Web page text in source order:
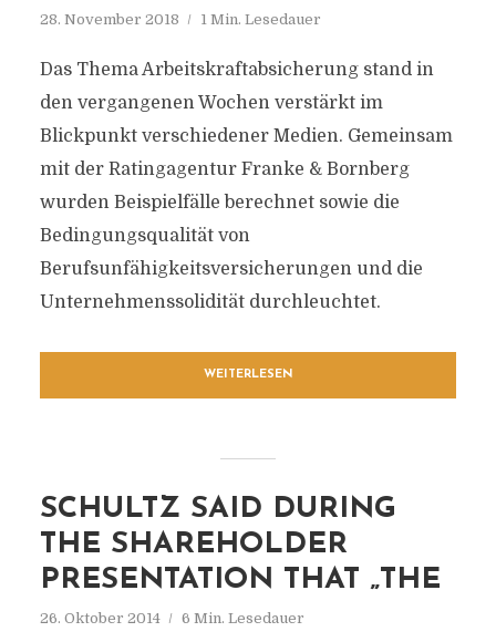
28. November 2018 1 Min. Lesedauer
Das Thema Arbeitskraftabsicherung stand in
den vergangenen Wochen verstärkt im
Blickpunkt verschiedener Medien. Gemeinsam
mit der Ratingagentur Franke & Bornberg
wurden Beispielfälle berechnet sowie die
Bedingungsqualität von
Berufsunfähigkeitsversicherungen und die
Unternehmenssolidität durchleuchtet.
WEITERLESEN
SCHULTZ SAID DURING
THE SHAREHOLDER
PRESENTATION THAT „THE
26. Oktober 2014 6 Min. Lesedauer